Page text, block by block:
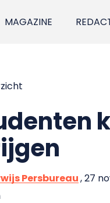
MAGAZINE
Persbureau, 27